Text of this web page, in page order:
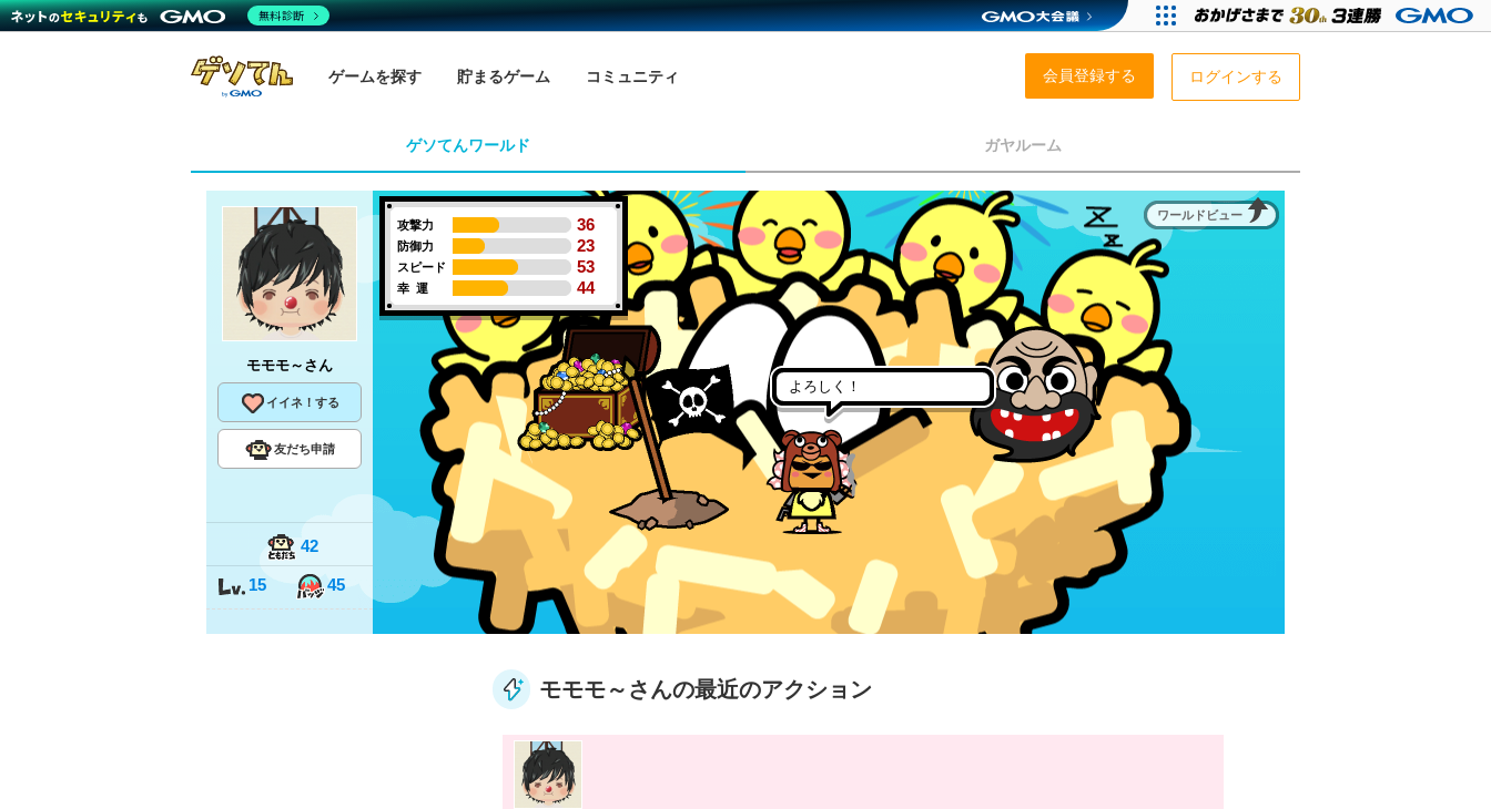
ゲームを探す 貯まるゲーム コミュニティ 会員登録する ログインする
ゲソてんワールド ガヤルーム
モモモ～ さん
イイネ！する
友だち申請
42
15 45
ワールドビュー
攻撃力 36
防御力 23
スピード 53
幸 運 44
よろしく！
モモモ～さんの最近のアクション
無料診断